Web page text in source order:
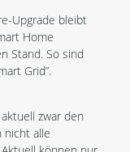
Upgrade bleibt
Home
Stand. So sind
Grid”.
zwar den
nicht alle